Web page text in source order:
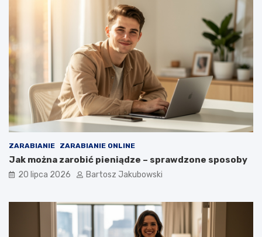
ZARABIANIE ZARABIANIE ONLINE
Jak można zarobić pieniądze – sprawdzone sposoby
20 lipca 2026 Bartosz Jakubowski